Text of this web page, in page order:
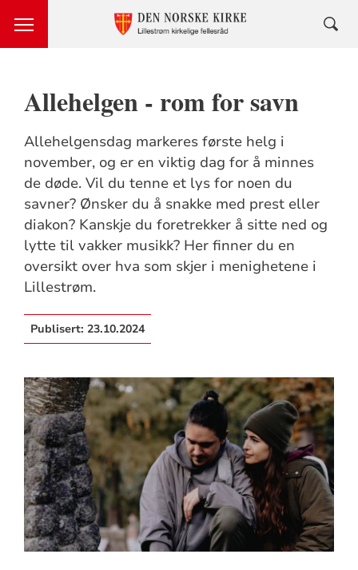
Allehelgen - rom for savn
Allehelgensdag markeres første helg i
november, og er en viktig dag for å minnes
de døde. Vil du tenne et lys for noen du
savner? Ønsker du å snakke med prest eller
diakon? Kanskje du foretrekker å sitte ned og
lytte til vakker musikk? Her finner du en
oversikt over hva som skjer i menighetene i
Lillestrøm.
Publisert: 23.10.2024